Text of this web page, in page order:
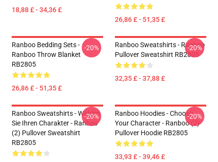
18,88 £ - 34,36 £
26,86 £ - 51,35 £
Ranboo Bedding Sets -
Ranboo Throw Blanket
RB2805
26,86 £ - 51,35 £
-20%
Ranboo Sweatshirts - Ranboo
Pullover Sweatshirt RB2805
32,35 £ - 37,88 £
-20%
Ranboo Sweatshirts - Wählen
Sie Ihren Charakter - Ranboo
(2) Pullover Sweatshirt
RB2805
-20%
Ranboo Hoodies - Choose
Your Character - Ranboo (2)
Pullover Hoodie RB2805
33,93 £ - 39,46 £
-20%